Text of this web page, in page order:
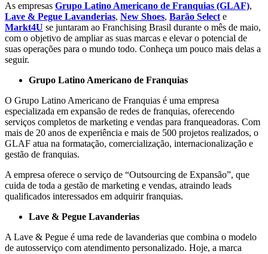
As empresas Grupo Latino Americano de Franquias (GLAF),
Lave & Pegue Lavanderias, New Shoes, Barão Select e
Markt4U se juntaram ao Franchising Brasil durante o mês de maio,
com o objetivo de ampliar as suas marcas e elevar o potencial de
suas operações para o mundo todo. Conheça um pouco mais delas a
seguir.
Grupo Latino Americano de Franquias
O Grupo Latino Americano de Franquias é uma empresa
especializada em expansão de redes de franquias, oferecendo
serviços completos de marketing e vendas para franqueadoras. Com
mais de 20 anos de experiência e mais de 500 projetos realizados, o
GLAF atua na formatação, comercialização, internacionalização e
gestão de franquias.
A empresa oferece o serviço de “Outsourcing de Expansão”, que
cuida de toda a gestão de marketing e vendas, atraindo leads
qualificados interessados em adquirir franquias.
Lave & Pegue Lavanderias
A Lave & Pegue é uma rede de lavanderias que combina o modelo
de autosserviço com atendimento personalizado. Hoje, a marca